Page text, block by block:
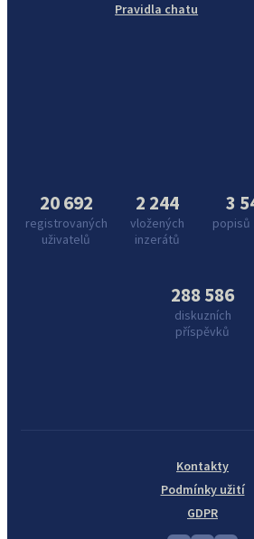
Pravidla chatu
20 692
registrovaných
uživatelů
2 244
vložených
inzerátů
3
popisů
288 586
diskuzních
příspěvků
Kontakty
Podmínky užití
GDPR